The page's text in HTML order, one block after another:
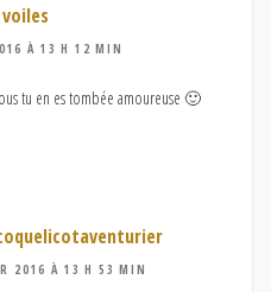
À 13 H 12 MIN
tu en es tombée amoureuse 🙂
2016 À 13 H 53 MIN